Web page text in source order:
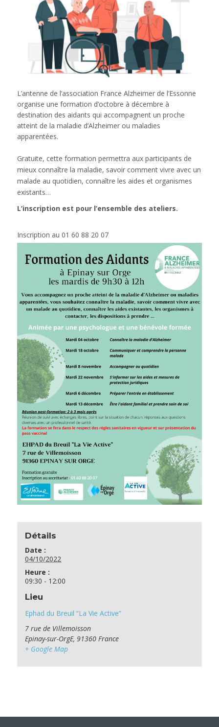
L’antenne de l’association France Alzheimer de l’Essonne
organise une formation d’octobre à décembre à
destination des aidants qui accompagnent un proche
atteint de la maladie d’Alzheimer ou maladies
apparentées.
Gratuite, cette formation permettra aux participants de
mieux connaître la maladie, savoir comment vivre avec un
malade au quotidien, connaître les aides et organismes
existants…
L’inscription est pour l’ensemble des ateliers.
Inscription au 01 60 88 20 07
Détails
Date :
04/10/2022
Heure :
09:30 - 12:00
Lieu
Ephad du Breuil “La Vie Active”
7 rue de Villemoisson
Epinay-sur-OrgE, 91360 France
+ Google Map